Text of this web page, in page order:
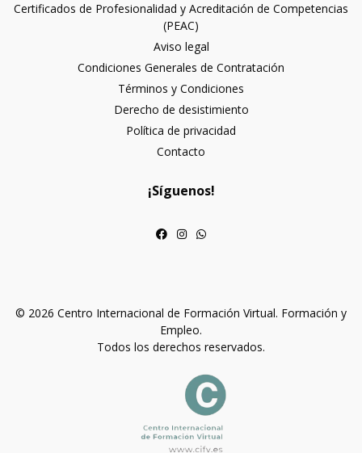
Certificados de Profesionalidad y Acreditación de Competencias
(PEAC)
Aviso legal
Condiciones Generales de Contratación
Términos y Condiciones
Derecho de desistimiento
Política de privacidad
Contacto
¡Síguenos!
© 2026 Centro Internacional de Formación Virtual. Formación y
Empleo.
Todos los derechos reservados.